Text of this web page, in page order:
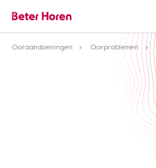
Ooraandoeningen
Oorproblemen